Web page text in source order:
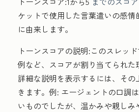
ケットで使用した言葉遣いの感
に由来します。
トーンスコアの説明:このスレッ
例など、スコアが割り当てられた
詳細な説明を表示するには、そ
きます。例: エージェントの口調
いものでしたが、温かみや親しみ